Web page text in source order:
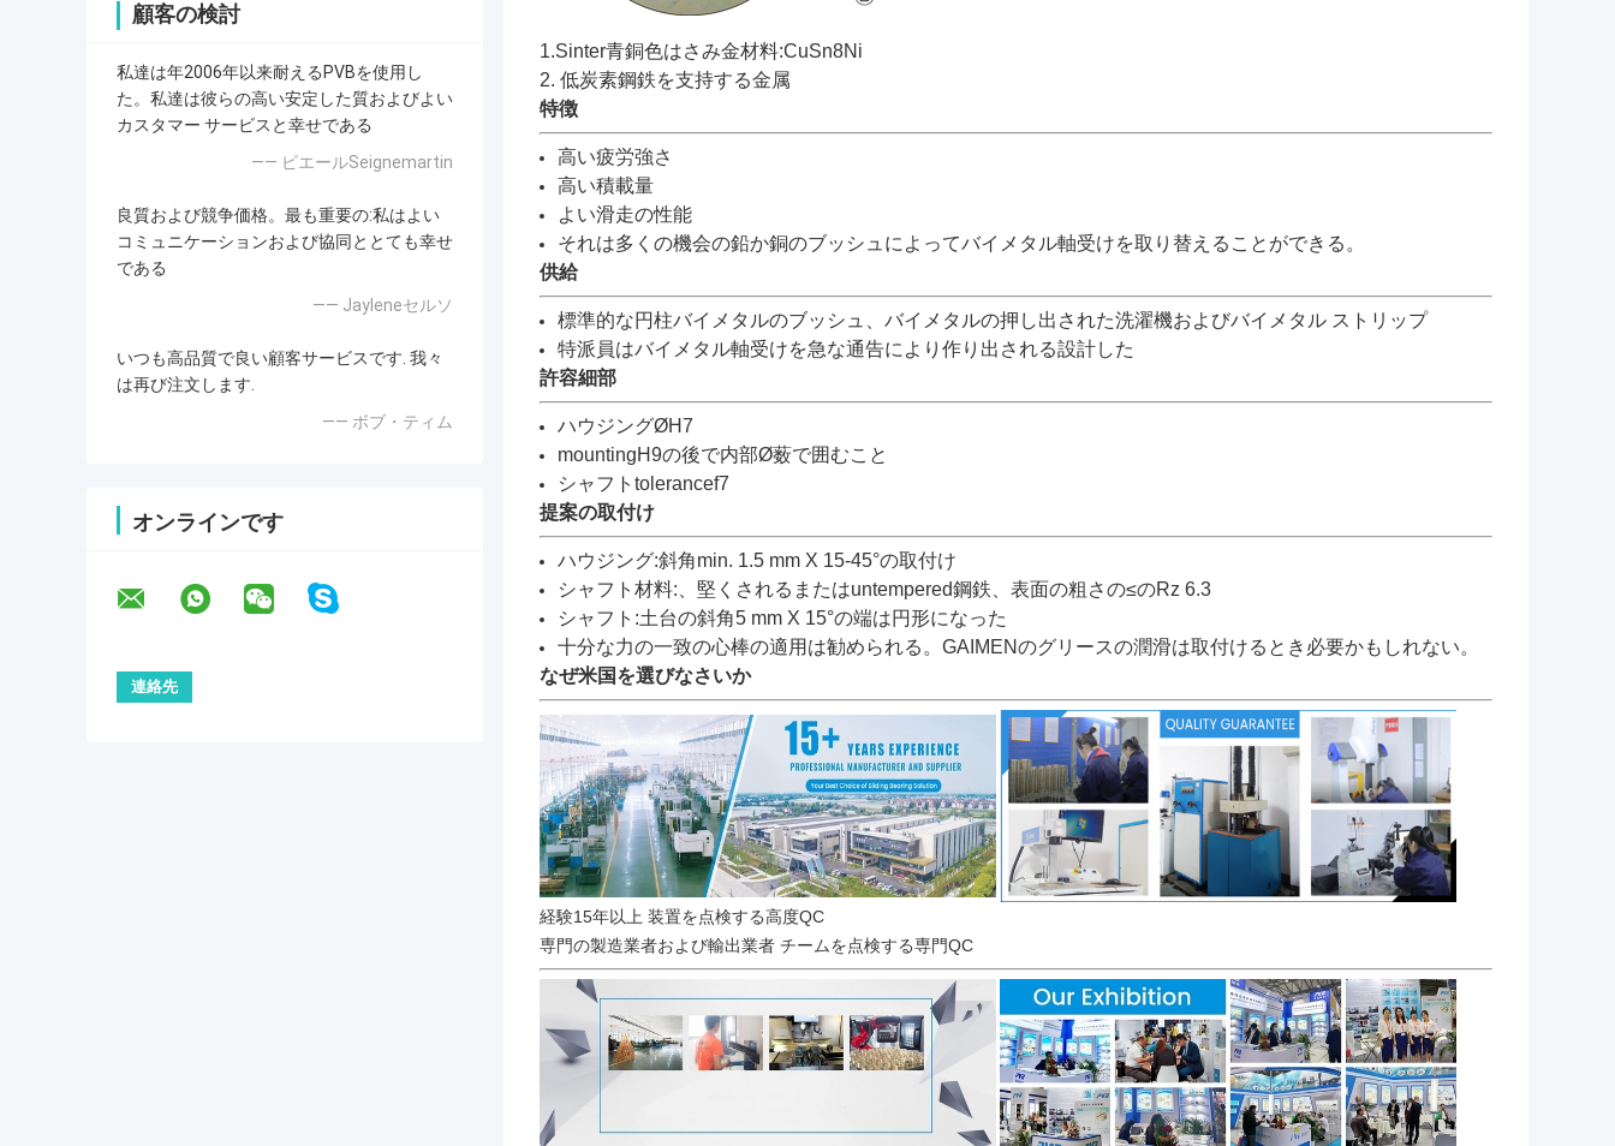
顧客の検討
私達は年2006年以来耐えるPVBを使用し
た。私達は彼らの高い安定した質およびよい
カスタマー サービスと幸せである
—— ピエールSeignemartin
良質および競争価格。最も重要の:私はよい
コミュニケーションおよび協同ととても幸せ
である
—— Jayleneセルソ
いつも高品質で良い顧客サービスです. 我々
は再び注文します.
—— ボブ・ティム
オンラインです
1.Sinter青銅色はさみ金材料:CuSn8Ni
2. 低炭素鋼鉄を支持する金属
特徴
高い疲労強さ
高い積載量
よい滑走の性能
それは多くの機会の鉛か銅のブッシュによってバイメタル軸受けを取り替えることができる。
供給
標準的な円柱バイメタルのブッシュ、バイメタルの押し出された洗濯機およびバイメタル ストリップ
特派員はバイメタル軸受けを急な通告により作り出される設計した
許容細部
ハウジングØH7
mountingH9の後で内部Ø薮で囲むこと
シャフトtolerancef7
提案の取付け
ハウジング:斜角min. 1.5 mm X 15-45°の取付け
シャフト材料:、堅くされるまたはuntempered鋼鉄、表面の粗さの≤のRz 6.3
シャフト:土台の斜角5 mm X 15°の端は円形になった
十分な力の一致の心棒の適用は勧められる。GAIMENのグリースの潤滑は取付けるとき必要かもしれない。
なぜ米国を選びなさいか
経験15年以上 装置を点検する高度QC
専門の製造業者および輸出業者 チームを点検する専門QC